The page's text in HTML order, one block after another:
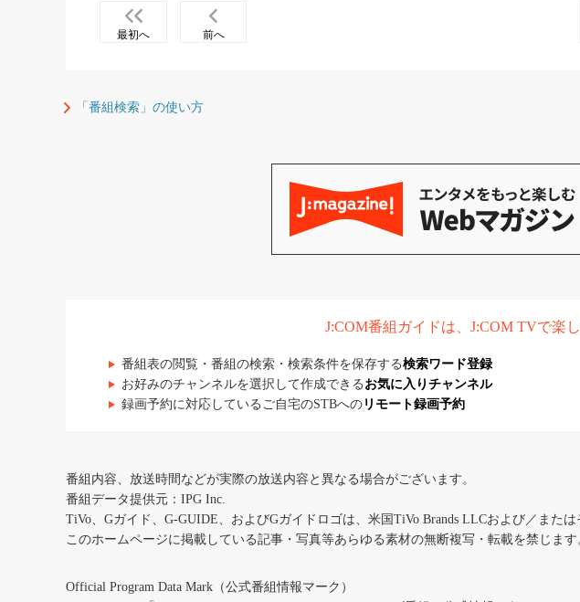
最初へ 前へ
「番組検索」の使い方
J:COM番組ガイドは、J:COM TVで楽
番組表の閲覧・番組の検索・検索条件を保存する検索ワード登録
お好みのチャンネルを選択して作成できる お気に入りチャンネル
録画予約に対応しているご自宅のSTBへの リモート録画予約
番組内容、放送時間などが実際の放送内容と異なる場合がございます。
番組データ提供元：IPG Inc.
TiVo、Gガイド、G-GUIDE、およびGガイドロゴは、米国TiVo Brands LLCおよび／また
このホームページに掲載している記事・写真等あらゆる素材の無断複写・転載を禁じます
Official Program Data Mark（公式番組情報マーク）